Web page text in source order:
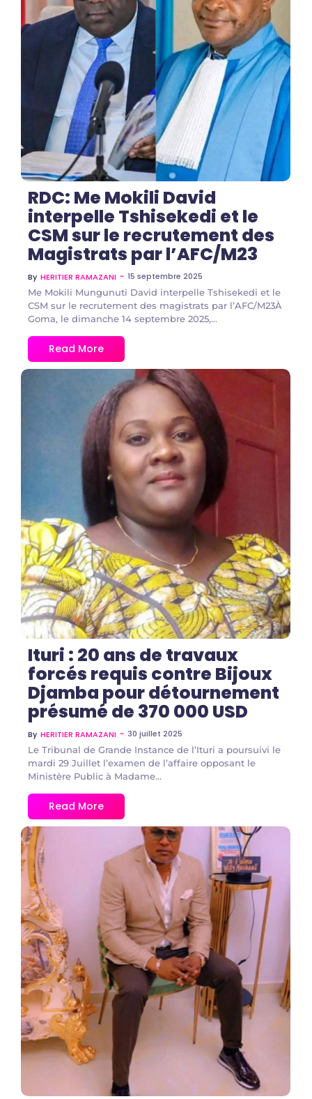
No Comments
RDC: Me Mokili David
interpelle Tshisekedi et le
CSM sur le recrutement des
Magistrats par l’AFC/M23
By HERITIER RAMAZANI ~ 15 septembre 2025
Me Mokili Mungunuti David interpelle Tshisekedi et le
CSM sur le recrutement des magistrats par l’AFC/M23À
Goma, le dimanche 14 septembre 2025,...
Read More
No Comments
Ituri : 20 ans de travaux
forcés requis contre Bijoux
Djamba pour détournement
présumé de 370 000 USD
By HERITIER RAMAZANI ~ 30 juillet 2025
Le Tribunal de Grande Instance de l’Ituri a poursuivi le
mardi 29 Juillet l’examen de l’affaire opposant le
Ministère Public à Madame...
Read More
No Comments